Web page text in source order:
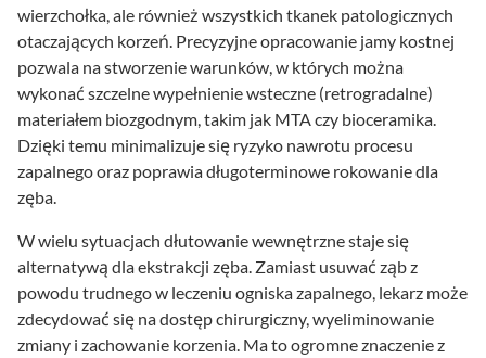
wierzchołka, ale również wszystkich tkanek patologicznych
otaczających korzeń. Precyzyjne opracowanie jamy kostnej
pozwala na stworzenie warunków, w których można
wykonać szczelne wypełnienie wsteczne (retrogradalne)
materiałem biozgodnym, takim jak MTA czy bioceramika.
Dzięki temu minimalizuje się ryzyko nawrotu procesu
zapalnego oraz poprawia długoterminowe rokowanie dla
zęba.
W wielu sytuacjach dłutowanie wewnętrzne staje się
alternatywą dla ekstrakcji zęba. Zamiast usuwać ząb z
powodu trudnego w leczeniu ogniska zapalnego, lekarz może
zdecydować się na dostęp chirurgiczny, wyeliminowanie
zmiany i zachowanie korzenia. Ma to ogromne znaczenie z